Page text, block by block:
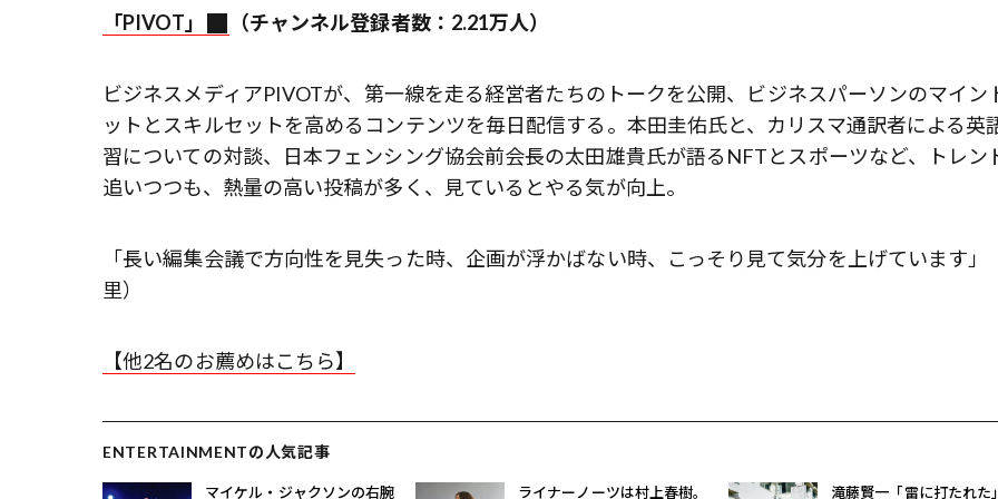
「PIVOT」 （チャンネル登録者数：2.21万人）
ビジネスメディアPIVOTが、第一線を走る経営者たちのトークを公開、ビジネスパーソンのマイン
ットとスキルセットを高めるコンテンツを毎日配信する。本田圭佑氏と、カリスマ通訳者による英
習についての対談、日本フェンシング協会前会長の太田雄貴氏が語るNFTとスポーツなど、トレン
追いつつも、熱量の高い投稿が多く、見ているとやる気が向上。
「長い編集会議で方向性を見失った時、企画が浮かばない時、こっそり見て気分を上げています」
里）
【他2名のお薦めはこちら】
ENTERTAINMENTの人気記事
マイケル・ジャクソンの右腕 ライナーノーツは村上春樹。 滝藤賢一「雷に打たれた